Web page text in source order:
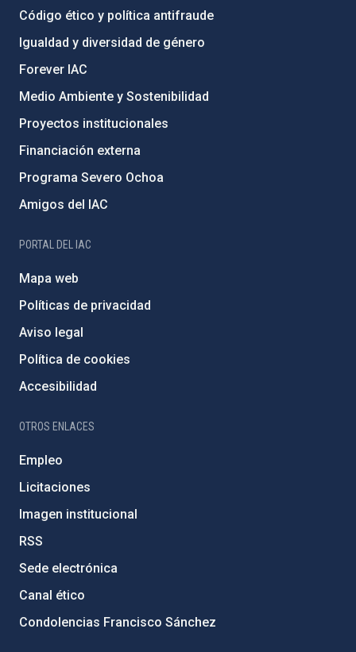
Código ético y política antifraude
Igualdad y diversidad de género
Forever IAC
Medio Ambiente y Sostenibilidad
Proyectos institucionales
Financiación externa
Programa Severo Ochoa
Amigos del IAC
PORTAL DEL IAC
Mapa web
Políticas de privacidad
Aviso legal
Política de cookies
Accesibilidad
OTROS ENLACES
Empleo
Licitaciones
Imagen institucional
RSS
Sede electrónica
Canal ético
Condolencias Francisco Sánchez